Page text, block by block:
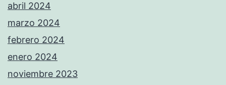
abril 2024
marzo 2024
febrero 2024
enero 2024
noviembre 2023